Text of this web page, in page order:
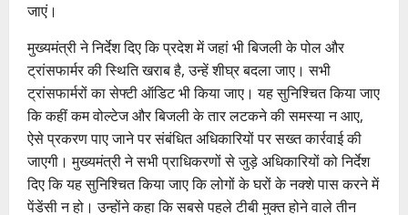
जाएं।
मुख्यमंत्री ने निर्देश दिए कि प्रदेश में जहां भी बिजली के पोल और
ट्रांसफार्मर की स्थिति खराब है, उन्हें शीघ्र बदला जाए। सभी
ट्रांसफार्मरों का सेफ्टी ऑडिट भी किया जाए। यह सुनिश्चित किया जाए
कि कहीं कम वोल्टेज और बिजली के तार लटकने की समस्या न आए,
ऐसे प्रकरण पाए जाने पर संबंधित अधिकारियों पर सख्त कार्रवाई की
जाएगी। मुख्यमंत्री ने सभी प्राधिकरणों से जुड़े अधिकारियों को निर्देश
दिए कि यह सुनिश्चित किया जाए कि लोगों के घरों के नक्शे पास करने में
पेंडेंसी न हो। उन्होंने कहा कि सबसे पहले टीबी मुक्त होने वाले तीन